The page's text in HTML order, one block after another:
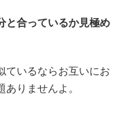
と合っているか見極め
ているならお互いにお
りませんよ。